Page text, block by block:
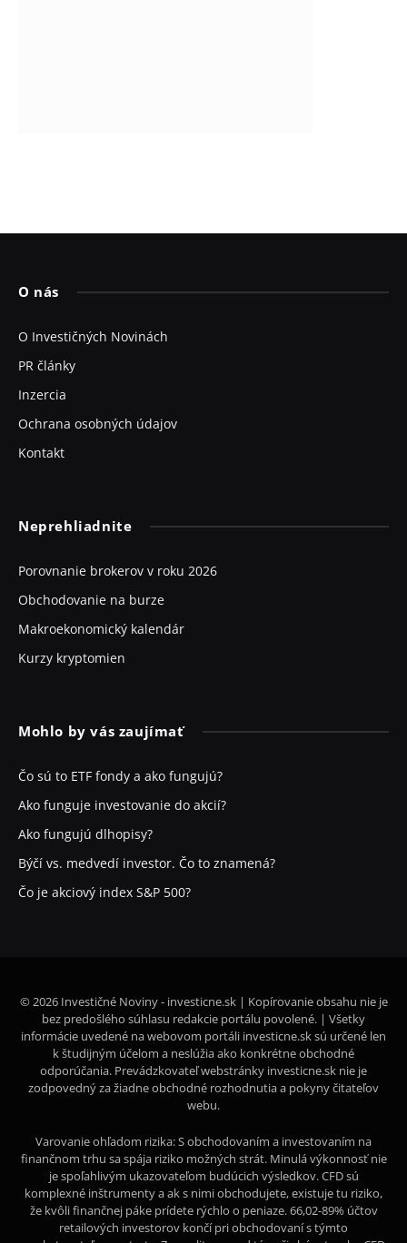
O nás
O Investičných Novinách
PR články
Inzercia
Ochrana osobných údajov
Kontakt
Neprehliadnite
Porovnanie brokerov v roku 2026
Obchodovanie na burze
Makroekonomický kalendár
Kurzy kryptomien
Mohlo by vás zaujímať
Čo sú to ETF fondy a ako fungujú?
Ako funguje investovanie do akcií?
Ako fungujú dlhopisy?
Býčí vs. medvedí investor. Čo to znamená?
Čo je akciový index S&P 500?
© 2026 Investičné Noviny - investicne.sk | Kopírovanie obsahu nie je
bez predošlého súhlasu redakcie portálu povolené. | Všetky
informácie uvedené na webovom portáli investicne.sk sú určené len
k študijným účelom a neslúžia ako konkrétne obchodné
odporúčania. Prevádzkovateľ webstránky investicne.sk nie je
zodpovedný za žiadne obchodné rozhodnutia a pokyny čitateľov
webu.
Varovanie ohľadom rizika: S obchodovaním a investovaním na
finančnom trhu sa spája riziko možných strát. Minulá výkonnosť nie
je spoľahlivým ukazovateľom budúcich výsledkov. CFD sú
komplexné inštrumenty a ak s nimi obchodujete, existuje tu riziko,
že kvôli finančnej páke prídete rýchlo o peniaze. 66,02-89% účtov
retailových investorov končí pri obchodovaní s týmto